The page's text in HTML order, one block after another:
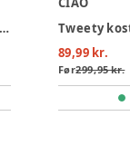
Stort puslepil med 30 brikker - Bondegården
89,99 kr.
Før299,95 kr.